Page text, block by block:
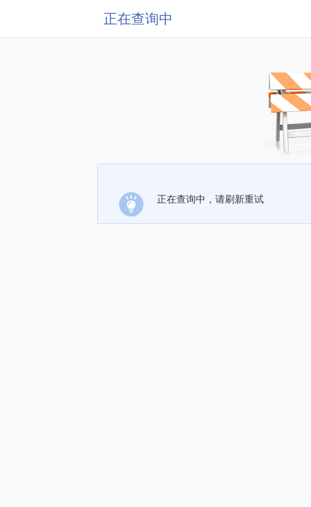
正在查询中
正在查询中，请刷新重试